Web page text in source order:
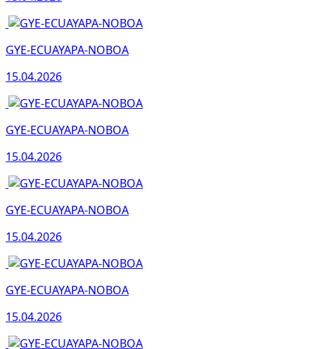
GYE-ECUAYAPA-NOBOA
15.04.2026
GYE-ECUAYAPA-NOBOA
15.04.2026
GYE-ECUAYAPA-NOBOA
15.04.2026
GYE-ECUAYAPA-NOBOA
15.04.2026